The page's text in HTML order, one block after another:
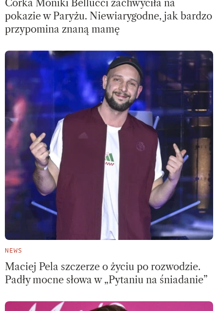
Córka Moniki Bellucci zachwyciła na
pokazie w Paryżu. Niewiarygodne, jak bardzo
przypomina znaną mamę
NEWS
Maciej Pela szczerze o życiu po rozwodzie.
Padły mocne słowa w „Pytaniu na śniadanie”